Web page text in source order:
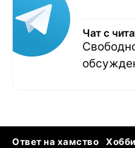
Чат с
Ответ на хамство